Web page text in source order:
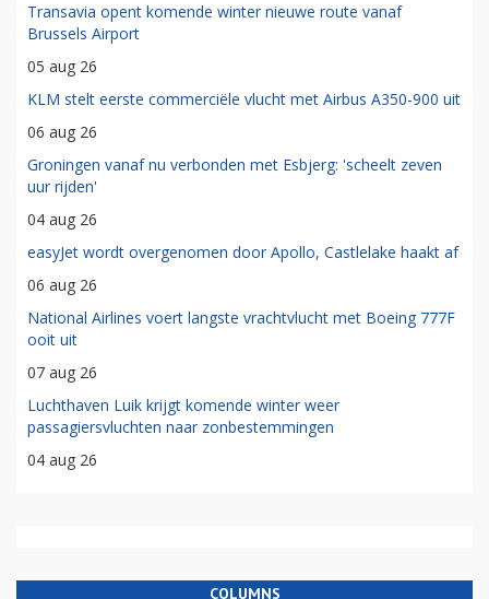
Transavia opent komende winter nieuwe route vanaf
Brussels Airport
05 aug 26
KLM stelt eerste commerciële vlucht met Airbus A350-900 uit
06 aug 26
Groningen vanaf nu verbonden met Esbjerg: 'scheelt zeven
uur rijden'
04 aug 26
easyJet wordt overgenomen door Apollo, Castlelake haakt af
06 aug 26
National Airlines voert langste vrachtvlucht met Boeing 777F
ooit uit
07 aug 26
Luchthaven Luik krijgt komende winter weer
passagiersvluchten naar zonbestemmingen
04 aug 26
COLUMNS